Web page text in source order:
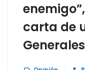
carta de